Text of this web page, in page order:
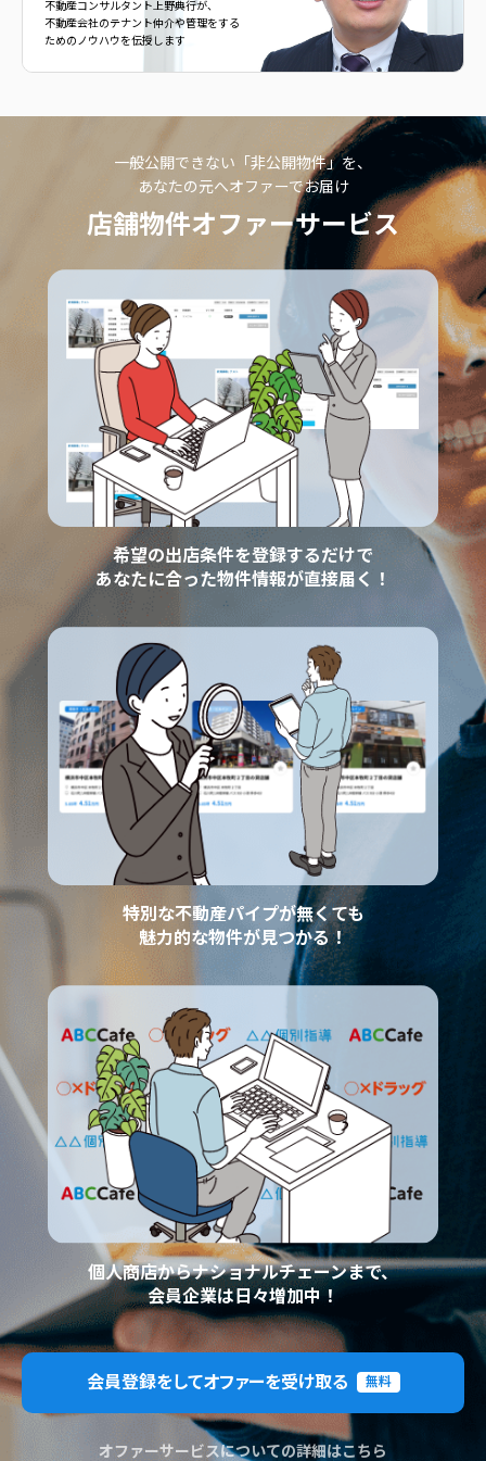
不動産コンサルタント上野典行が、
不動産会社のテナント仲介や管理をする
ためのノウハウを伝授します
一般公開できない「非公開物件」を、
あなたの元へオファーでお届け
店舗物件オファーサービス
希望の出店条件を登録するだけで
あなたに合った物件情報が直接届く！
特別な不動産パイプが無くても
魅力的な物件が見つかる！
個人商店からナショナルチェーンまで、
会員企業は日々増加中！
会員登録をしてオファーを受け取る 無料
オファーサービスについての詳細はこちら